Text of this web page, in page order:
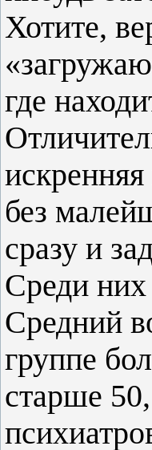
Хотите,
где
без
сразу и
Среди них
Средний
группе
старше